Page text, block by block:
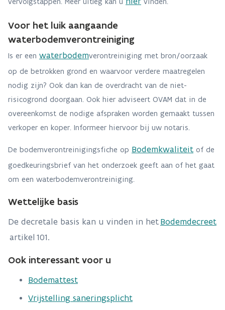
Voor het luik aangaande
waterbodemverontreiniging
Is er een waterbodemverontreiniging met bron/oorzaak
op de betrokken grond en waarvoor verdere maatregelen
nodig zijn? Ook dan kan de overdracht van de niet-
risicogrond doorgaan. Ook hier adviseert OVAM dat in de
overeenkomst de nodige afspraken worden gemaakt tussen
verkoper en koper. Informeer hiervoor bij uw notaris.
De bodemverontreinigingsfiche op Bodemkwaliteit of de
goedkeuringsbrief van het onderzoek geeft aan of het gaat
om een waterbodemverontreiniging.
Wettelijke basis
De decretale basis kan u vinden in hetBodemdecreet
artikel 101.
Ook interessant voor u
Bodemattest
Vrijstelling saneringsplicht